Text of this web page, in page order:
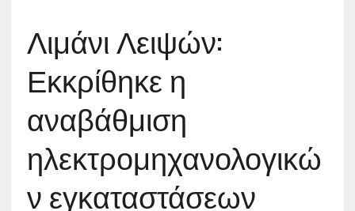
Λιμάνι Λειψών:
Εκκρίθηκε η
αναβάθμιση
ηλεκτρομηχανολογικώ
ν εγκαταστάσεων